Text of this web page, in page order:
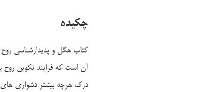
چکیده
کتاب هگل و پدیدارشناسی روح
آن است که فرایند تکوین روح
درک هرچه بیشتر دشواری های